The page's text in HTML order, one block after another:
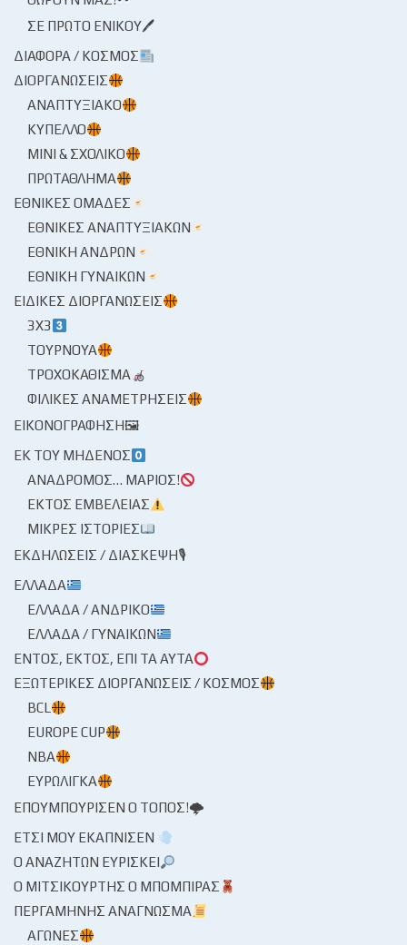
ΣΕ ΠΡΏΤΟ ΕΝΙΚΟΎ🖊
ΔΙΆΦΟΡΑ / ΚΌΣΜΟΣ
ΔΙΟΡΓΑΝΏΣΕΙΣ
ΑΝΑΠΤΥΞΙΑΚΌ
ΚΎΠΕΛΛΟ
ΜΊΝΙ & ΣΧΟΛΙΚΌ
ΠΡΩΤΆΘΛΗΜΑ
ΕΘΝΙΚΈΣ ΟΜΆΔΕΣ
ΕΘΝΙΚΈΣ ΑΝΑΠΤΥΞΙΑΚΏΝ
ΕΘΝΙΚΉ ΑΝΔΡΏΝ
ΕΘΝΙΚΉ ΓΥΝΑΙΚΏΝ
ΕΙΔΙΚΈΣ ΔΙΟΡΓΑΝΏΣΕΙΣ
3X3
ΤΟΥΡΝΟΥΆ
ΤΡΟΧΟΚΆΘΙΣΜΑ
ΦΙΛΙΚΈΣ ΑΝΑΜΕΤΡΉΣΕΙΣ
ΕΙΚΟΝΟΓΡΆΦΗΣΗ🖼
ΕΚ ΤΟΥ ΜΗΔΕΝΌΣ
ΑΝΆΔΡΟΜΟΣ… ΜΆΡΙΟΣ!
ΕΚΤΌΣ ΕΜΒΈΛΕΙΑΣ
ΜΙΚΡΈΣ ΙΣΤΟΡΊΕΣ
ΕΚΔΗΛΏΣΕΙΣ / ΔΙΆΣΚΕΨΗ🎙
ΕΛΛΆΔΑ
ΕΛΛΆΔΑ / ΑΝΔΡΙΚΌ
ΕΛΛΆΔΑ / ΓΥΝΑΙΚΏΝ
ΕΝΤΌΣ, ΕΚΤΌΣ, ΕΠΊ ΤΑ ΑΥΤΆ
ΕΞΩΤΕΡΙΚΈΣ ΔΙΟΡΓΑΝΏΣΕΙΣ / ΚΌΣΜΟΣ
BCL
EUROPE CUP
NBA
ΕΥΡΩΛΊΓΚΑ
ΕΠΟΥΜΠΟΎΡΙΣΕΝ Ο ΤΌΠΟΣ!🌩
ΈΤΣΙ ΜΟΥ ΕΚΆΠΝΙΣΕΝ
Ο ΑΝΑΖΗΤΏΝ ΕΥΡΊΣΚΕΙ
Ο ΜΙΤΣΙΚΟΥΡΤΉΣ Ο ΜΠΌΜΠΙΡΑΣ
ΠΕΡΓΑΜΗΝΉΣ ΑΝΆΓΝΩΣΜΑ
ΑΓΏΝΕΣ